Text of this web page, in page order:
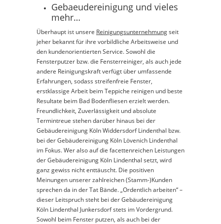
Gebaeudereinigung und vieles
mehr…
Überhaupt ist unsere Reinigungsunternehmungseit
jeher bekannt für ihre vorbildliche Arbeitsweise und
den kundenorientierten Service. Sowohl die
Fensterputzer bzw. die Fensterreiniger, als auch jede
andere Reinigungskraft verfügt über umfassende
Erfahrungen, sodass streifenfreie Fenster,
erstklassige Arbeit beim Teppiche reinigen und beste
Resultate beim Bad Bodenfliesen erzielt werden.
Freundlichkeit, Zuverlässigkeit und absolute
Termintreue stehen darüber hinaus bei der
Gebäudereinigung Köln Widdersdorf Lindenthal bzw.
bei der Gebäudereinigung Köln Lövenich Lindenthal
im Fokus. Wer also auf die facettenreichen Leistungen
der Gebäudereinigung Köln Lindenthal setzt, wird
ganz gewiss nicht enttäuscht. Die positiven
Meinungen unserer zahlreichen (Stamm-)Kunden
sprechen da in der Tat Bände. „Ordentlich arbeiten“ –
dieser Leitspruch steht bei der Gebäudereinigung
Köln Lindenthal Junkersdorf stets im Vordergrund.
Sowohl beim Fenster putzen, als auch bei der